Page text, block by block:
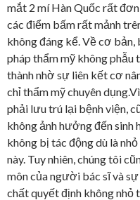
mắt 2 mí Hàn Quốc rất
các điểm bấm rất mảnh
không đáng kể. Về cơ
pháp thẩm mỹ không
thành nhờ sự liên kết cơ
chỉ thẩm mỹ chuyên
phải lưu trú lại bệnh viện,
không ảnh hưởng đến sinh
không bị tác động dù là
này. Tuy nhiên, chúng tôi
môn của người bác sĩ và
chất quyết định không nhỏ